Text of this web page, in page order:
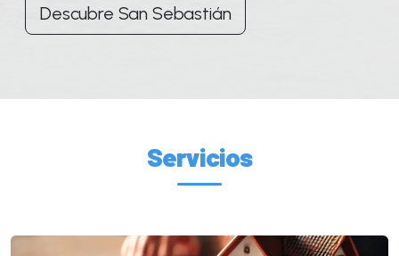
Descubre San Sebastián
Servicios